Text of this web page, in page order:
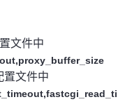
文件中
置文件中